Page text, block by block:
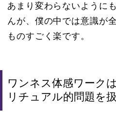
あまり変わらないように
んが、僕の中では意識が
ものすごく楽です。
ワンネス体感ワーク
リチュアル的問題を